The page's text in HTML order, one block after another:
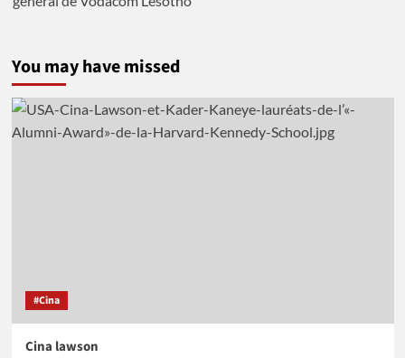
You may have missed
#Cina
Cina lawson